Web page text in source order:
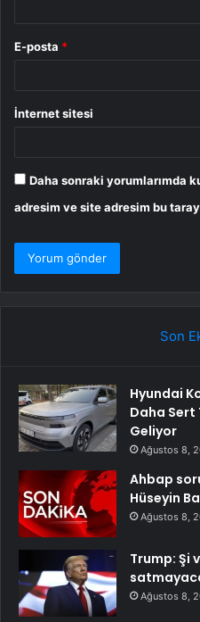
E-posta *
İnternet sitesi
Daha sonraki yorumlarımda
adresim ve site adresim bu
Son
Hyundai
Daha Sert
Geliyor
Ağustos 8,
Ahbap
Hüseyin
Ağustos 8,
Trump: Şi
Ağustos 8,